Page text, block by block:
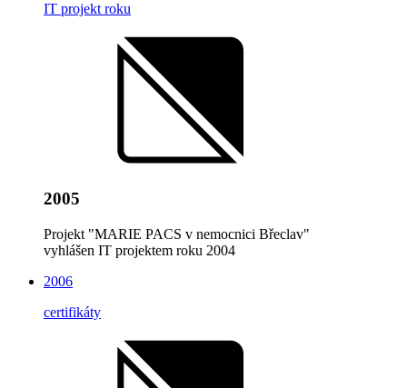
IT projekt roku
2005
Projekt "MARIE PACS v nemocnici Břeclav"
vyhlášen IT projektem roku 2004
2006
certifikáty